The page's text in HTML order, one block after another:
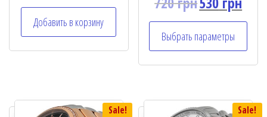
d
o
u
Добавить в корзину
d
0
o
u
5
Выбрать параметры
Sale! Sale!